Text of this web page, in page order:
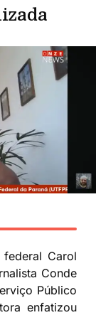
Carol
Conde
Público
enfatizou